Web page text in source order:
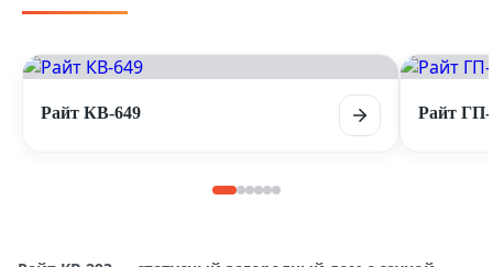
Райт КВ-649 Райт ГП-